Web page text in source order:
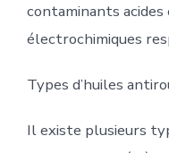
contaminants
électrochimiques
Types d’huiles
Il existe plusieurs